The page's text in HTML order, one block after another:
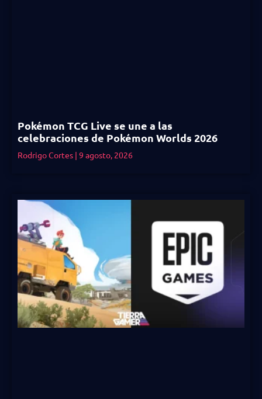
Pokémon TCG Live se une a las
celebraciones de Pokémon Worlds 2026
Rodrigo Cortes 9 agosto, 2026